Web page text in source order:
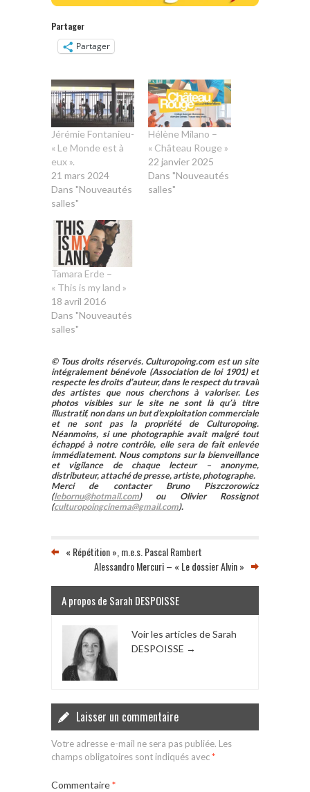
Partager
Partager
Jérémie Fontanieu-
« Le Monde est à
eux ».
21 mars 2024
Dans "Nouveautés
salles"
Hélène Milano –
« Château Rouge »
22 janvier 2025
Dans "Nouveautés
salles"
Tamara Erde –
« This is my land »
18 avril 2016
Dans "Nouveautés
salles"
© Tous droits réservés. Culturopoing.com est un site
intégralement bénévole (Association de loi 1901) et
respecte les droits d’auteur, dans le respect du travail
des artistes que nous cherchons à valoriser. Les
photos visibles sur le site ne sont là qu’à titre
illustratif, non dans un but d’exploitation commerciale
et ne sont pas la propriété de Culturopoing.
Néanmoins, si une photographie avait malgré tout
échappé à notre contrôle, elle sera de fait enlevée
immédiatement. Nous comptons sur la bienveillance
et vigilance de chaque lecteur – anonyme,
distributeur, attaché de presse, artiste, photographe.
Merci de contacter Bruno Piszczorowicz
(lebornu@hotmail.com) ou Olivier Rossignot
(culturopoingcinema@gmail.com).
« Répétition », m.e.s. Pascal Rambert
Alessandro Mercuri – « Le dossier Alvin »
A propos de Sarah DESPOISSE
Voir les articles de Sarah
DESPOISSE →
Laisser un commentaire
Votre adresse e-mail ne sera pas publiée. Les
champs obligatoires sont indiqués avec*
Commentaire*